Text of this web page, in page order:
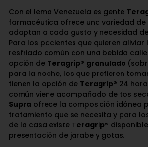
Con el lema Venezuela es gente
farmacéutica ofrece una variedad de
adaptan a cada gusto y necesidad
Para los pacientes que quieren
resfriado común con una bebida
opción de Teragrip® granulado
para la noche, los que prefieren
tienen la opción de Teragrip® 24
común viene acompañado de tos
Supra ofrece la composición idónea
tratamiento que se necesita y para
de la casa existe Teragrip®
presentación de jarabe y gotas.